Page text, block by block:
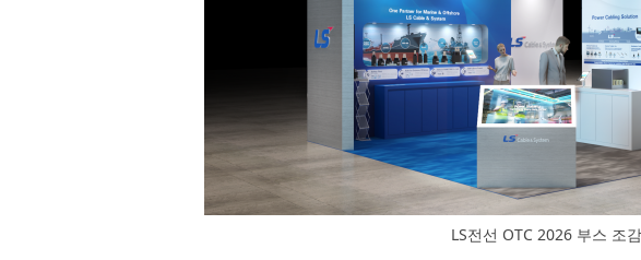
LS전선 OTC 2026 부스 조